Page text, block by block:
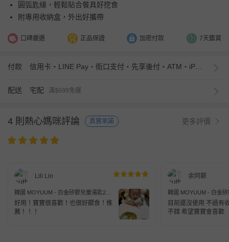
圓弧匙緣，輕鬆貼合餐具好挖食
附專用收納盒，外出好攜帶
口碑嚴選 正品保證 加密付款 7天鑑賞
付款 信用卡・LINE Pay・街口支付・先享後付・ATM・iPASS MONEY
配送 宅配 滿$699免運
4 則熱心媽咪評論 真實承諾 更多評價
Lili Lin
韓國 MOYUUM - 白金矽膠兒童湯匙2入
組 兒童餐具-米色+灰色
好用！寶寶很喜歡！也很好餵食！推
薦！！！
余同薪
韓國 MOYUUM - 白金
組 兒童餐具-米色+灰色
目前還沒使用 不過有
不錯 希望寶寶會喜歡